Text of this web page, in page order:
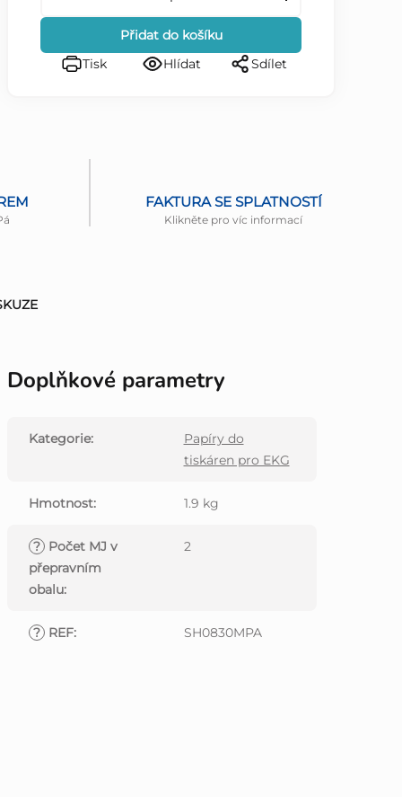
Přidat do košíku
Tisk
Hlídat Sdílet
FAKTURA SE SPLATNOSTÍ
Klikněte pro víc informací
Doplňkové parametry
Kategorie:
Papíry do
tiskáren pro EKG
Hmotnost: 1.9 kg
? Počet MJ v
přepravním
obalu:
2
? REF: SH0830MPA